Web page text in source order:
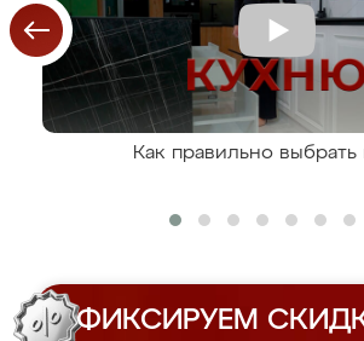
Как правильно выбрать
ФИКСИРУЕМ